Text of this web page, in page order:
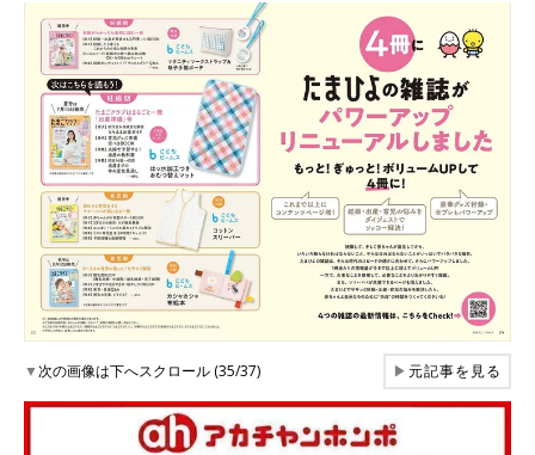
▼次の画像は下へスクロール (35/37) ▶元記事を見る